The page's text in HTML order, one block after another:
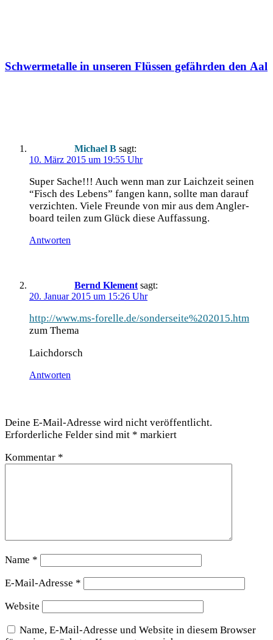
Schwermetalle in unseren Flüssen gefährden den Aal
Michael B sagt:
10. März 2015 um 19:55 Uhr
Super Sache!!! Auch wenn man zur Laich­zeit sei­nen
“Fisch des Lebens” fan­gen kann, soll­te man dar­auf
ver­zich­ten. Vie­le Freun­de von mir aus dem Ang­ler­
board tei­len zum Glück die­se Auffassung.
Antworten
Bernd Klement sagt:
20. Januar 2015 um 15:26 Uhr
http://www.ms-forelle.de/sonderseite%202015.htm
zum Thema
Laich­dorsch
Antworten
Deine E-Mail-Adresse wird nicht veröffentlicht.
Erforderliche Felder sind mit * markiert
Kommentar *
Name *
E-Mail-Adresse *
Website
Name, E-Mail-Adresse und Website in diesem Browser